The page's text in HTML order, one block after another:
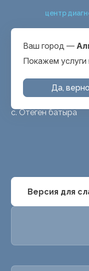
центр
Выбрать город
Алматы
МРТ животным
с. Отеген батыра
Ваш город —
Покажем услуги
Да, верно
Версия для